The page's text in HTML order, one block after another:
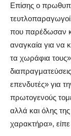
Επίσης ο
που παρέδωσαν
αναγκαία για να
τα χωράφια
επενδυτές» για
πρωτογενούς
αλλά και όλης
χαρακτήρα»,